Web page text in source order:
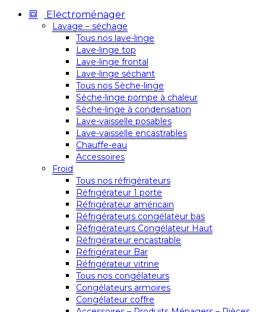
Electroménager
Lavage – séchage
Tous nos lave-linge
Lave-linge top
Lave-linge frontal
Lave-linge séchant
Tous nos Sèche-linge
Sèche-linge pompe à chaleur
Sèche-linge à condensation
Lave-vaisselle posables
Lave-vaisselle encastrables
Chauffe-eau
Accessoires
Froid
Tous nos réfrigérateurs
Réfrigérateur 1 porte
Réfrigérateur américain
Réfrigérateurs congélateur bas
Réfrigérateurs Congélateur Haut
Réfrigérateur encastrable
Réfrigérateur Bar
Réfrigérateur vitrine
Tous nos congélateurs
Congélateurs armoires
Congélateur coffre